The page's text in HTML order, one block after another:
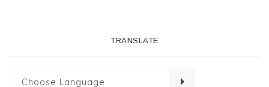
TRANSLATE